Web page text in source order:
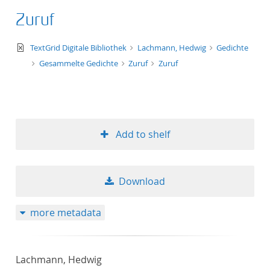
Zuruf
text/xml
TextGrid Digitale Bibliothek Lachmann, Hedwig
Gedichte
Gesammelte Gedichte
Zuruf Zuruf
Add to shelf
Download
more metadata
Lachmann, Hedwig